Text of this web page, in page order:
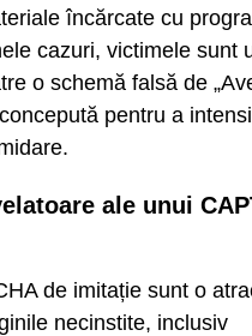
încărcate cu
cazuri, victimele sunt
o schemă falsă de
pentru a
ale unui
de imitație sunt o
necinstite, inclusiv